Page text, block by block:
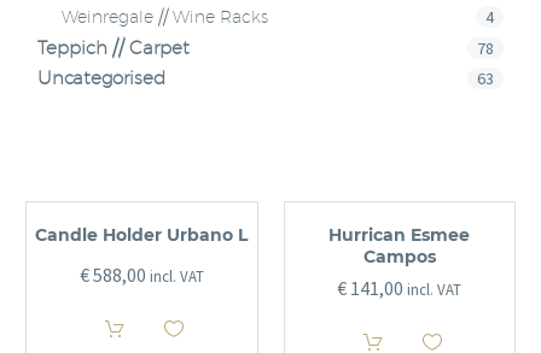
Weinregale // Wine Racks 4
Teppich // Carpet 78
Uncategorised 63
Candle Holder Urbano L
€588,00 incl. VAT
Hurrican Esmee
Campos
€ 141,00 incl. VAT